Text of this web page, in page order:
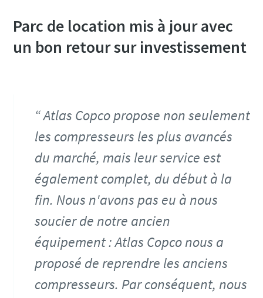
Parc de location mis à jour avec
un bon retour sur investissement
Atlas Copco propose non seulement
les compresseurs les plus avancés
du marché, mais leur service est
également complet, du début à la
fin. Nous n'avons pas eu à nous
soucier de notre ancien
équipement : Atlas Copco nous a
proposé de reprendre les anciens
compresseurs. Par conséquent, nous